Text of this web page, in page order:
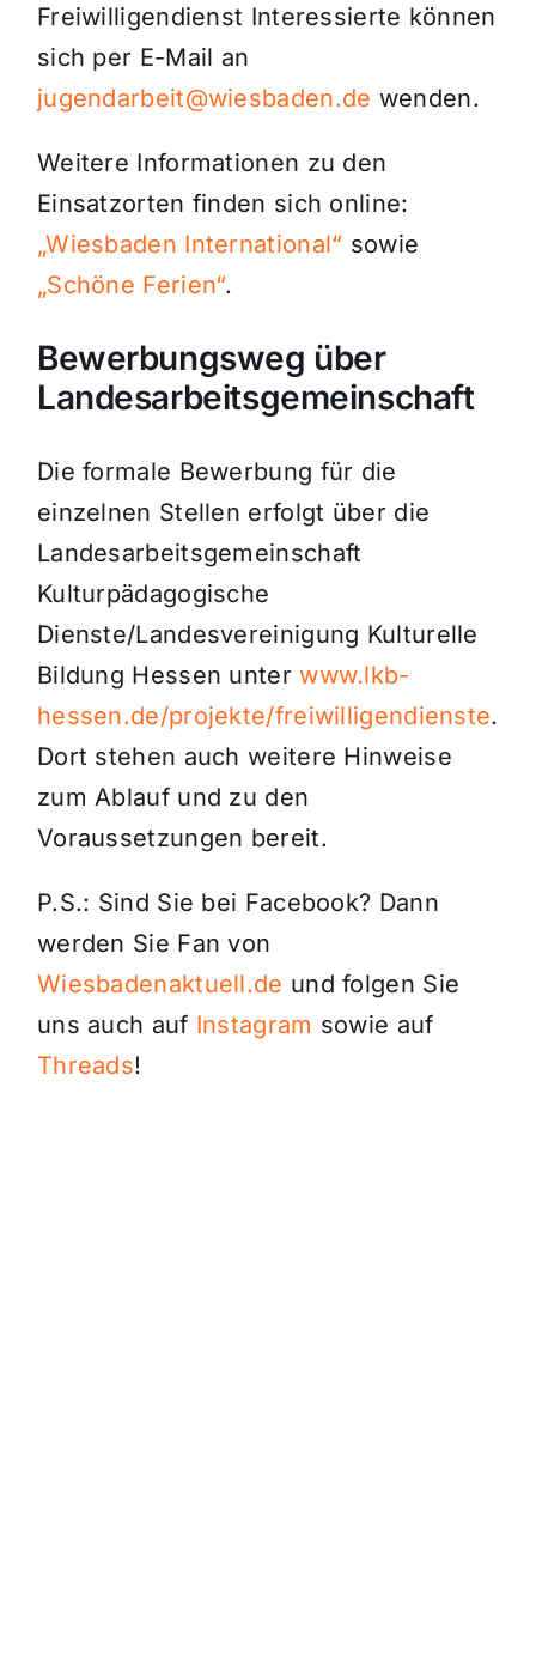
Freiwilligendienst Interessierte können
sich per E-Mail an
jugendarbeit@wiesbaden.de wenden.
Weitere Informationen zu den
Einsatzorten finden sich online:
„Wiesbaden International“ sowie
„Schöne Ferien“.
Bewerbungsweg über
Landesarbeitsgemeinschaft
Die formale Bewerbung für die
einzelnen Stellen erfolgt über die
Landesarbeitsgemeinschaft
Kulturpädagogische
Dienste/Landesvereinigung Kulturelle
Bildung Hessen unterwww.lkb-
hessen.de/projekte/freiwilligendienste.
Dort stehen auch weitere Hinweise
zum Ablauf und zu den
Voraussetzungen bereit.
P.S.: Sind Sie bei Facebook? Dann
werden Sie Fan von
Wiesbadenaktuell.de und folgen Sie
uns auch auf Instagram sowie auf
Threads!